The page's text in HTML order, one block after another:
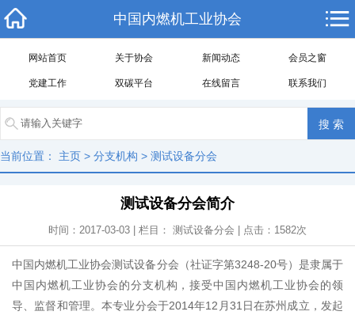
中国内燃机工业协会
网站首页 关于协会 新闻动态 会员之窗
党建工作 双碳平台 在线留言 联系我们
当前位置： 主页 > 分支机构 > 测试设备分会
测试设备分会简介
时间：2017-03-03 | 栏目： 测试设备分会 | 点击： 1582次
中国内燃机工业协会测试设备分会（社证字第3248-20号）是隶属于
中国内燃机工业协会的分支机构，接受中国内燃机工业协会的领
导、监督和管理。本专业分会于2014年12月31日在苏州成立，发起